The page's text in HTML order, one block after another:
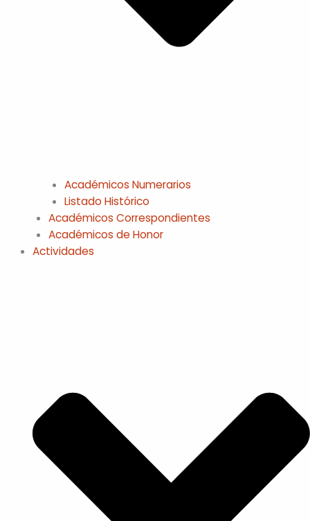
Académicos Numerarios
Listado Histórico
Académicos Correspondientes
Académicos de Honor
Actividades